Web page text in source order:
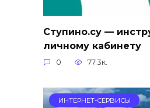
Ступино.су —
личному кабинету
0 77.3к.
ИНТЕРНЕТ-СЕРВИСЫ